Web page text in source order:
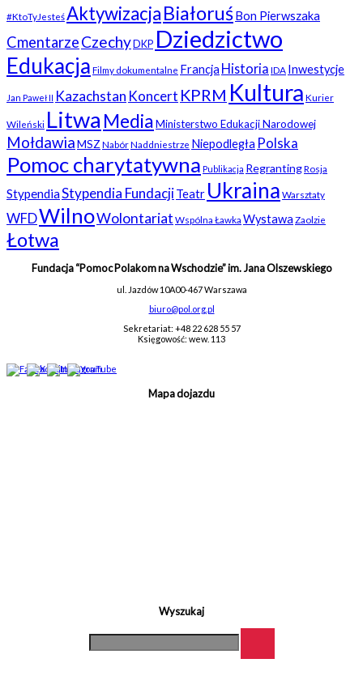
#KtoTyJesteśAktywizacjaBiałoruśBon Pierwszaka
CmentarzeCzechy DKP Dziedzictwo
Edukacja Filmy dokumentalne Francja Historia IDA Inwestycje
Jan Paweł II Kazachstan Koncert KPRM Kultura Kurier
Wileński Litwa MediaMinisterstwo Edukacji Narodowej
MołdawiaMSZ NabórNaddniestrze Niepodległa Polska
Pomoc charytatywna Publikacja RegrantingRosja
StypendiaStypendia FundacjiTeatr Ukraina Warsztaty
WFDWilnoWolontariat Wspólna Ławka Wystawa Zaolzie
Łotwa
Fundacja “Pomoc Polakom na Wschodzie” im. Jana Olszewskiego
ul. Jazdów 10A00-467 Warszawa
biuro@pol.org.pl
Sekretariat: +48 22 628 55 57
Księgowość: wew. 113
Mapa dojazdu
Wyszukaj